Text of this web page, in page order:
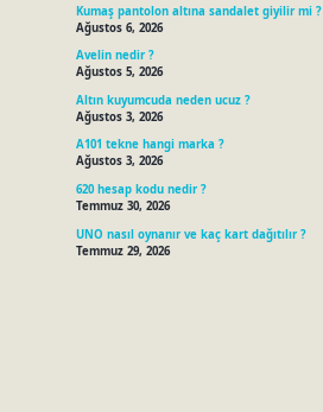
Kumaş pantolon altına sandalet giyilir mi ?
Ağustos 6, 2026
Avelin nedir ?
Ağustos 5, 2026
Altın kuyumcuda neden ucuz ?
Ağustos 3, 2026
A101 tekne hangi marka ?
Ağustos 3, 2026
620 hesap kodu nedir ?
Temmuz 30, 2026
UNO nasıl oynanır ve kaç kart dağıtılır ?
Temmuz 29, 2026